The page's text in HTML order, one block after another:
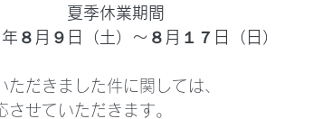
夏季休業期間
８月９日（土）～８月１７日（日）
だきました件に関しては、
せていただきます。